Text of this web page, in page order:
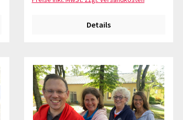
Details